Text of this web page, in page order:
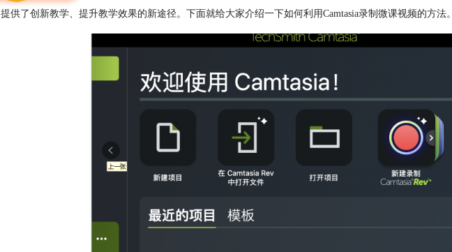
提供了创新教学、提升教学效果的新途径。下面就给大家介绍一下如何利用Camtasia录制微课视频的方法。